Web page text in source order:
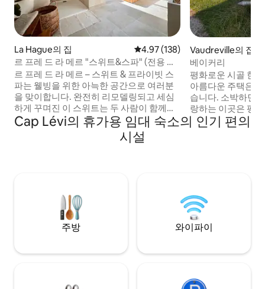
La Hague의 집 평점 4.97점(5점 만점), 후기 138
4.97 (138)
르 프레 드 라 메르 "스위트&스파" (전용 자
쿠지)
르 프레 드 라 메르 – 스위트 & 프라이빗 스
파는 웰빙을 위한 아늑한 공간으로 여러분
을 맞이합니다. 완전히 리모델링되고 세심
하게 꾸며진 이 스위트는 두 사람이 함께하
는 휴식을 위한 이상적인 공간입니다. 2인
용 자쿠지와 수많은 마사지 제트가 선사하
는 매력에 빠져보세요. 사적인 공간에서 절
Vaudreville의 집
베이커리
평화로운 시골 한
아름다운 주택은
습니다. 소박하면
랑하는 이곳은 평
에게 안성맞춤입니다. 숙소는 중이
시설이 완비된 주
Cap Lévi의 휴가용 임대 숙소의 인기 편의
시설
주방 와이파이